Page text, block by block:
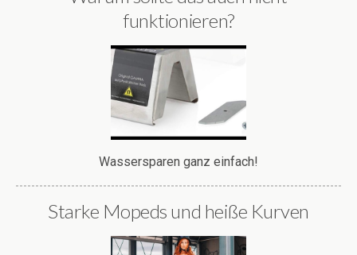
funktionieren?
Wassersparen ganz einfach!
Starke Mopeds und heiße Kurven